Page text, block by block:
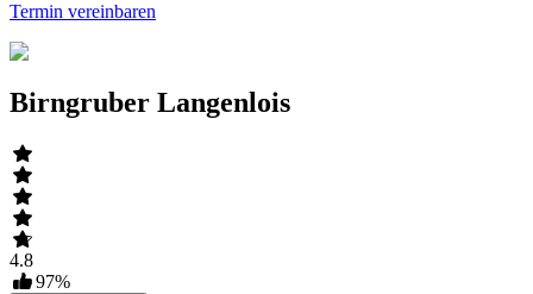
Termin vereinbaren
Birngruber Langenlois
4.8
97%